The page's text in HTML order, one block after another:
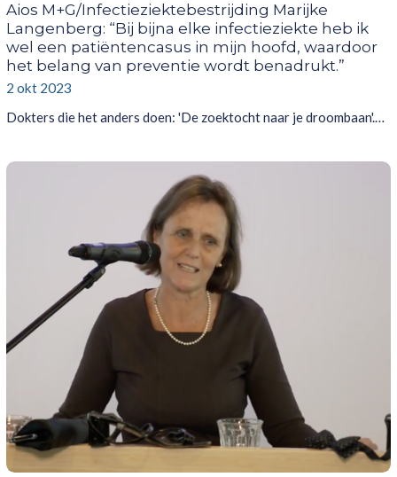
Aios M+G/Infectieziektebestrijding Marijke
Langenberg: “Bij bijna elke infectieziekte heb ik
wel een patiëntencasus in mijn hoofd, waardoor
het belang van preventie wordt benadrukt.”
2 okt 2023
Dokters die het anders doen: 'De zoektocht naar je droombaan'.…